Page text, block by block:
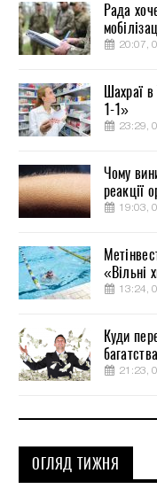
Рада
20:07,
Шахраї
1-1»
23:29,
Чому
реакції
19:03,
«Вільні
13:24,
Куди
багатства
21:23,
ОГЛЯД ТИЖНЯ